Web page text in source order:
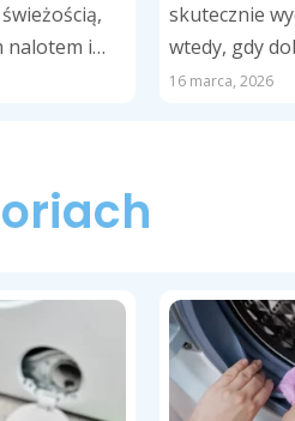
nalotem i
ze
skutecznie
wtedy, gdy
do rodzaju
16 marca, 2026